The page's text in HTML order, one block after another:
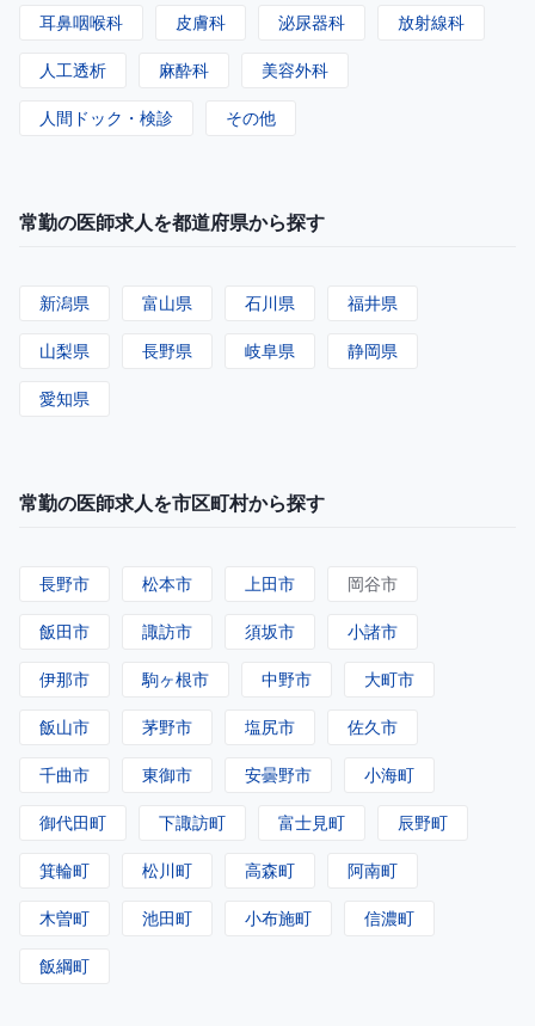
耳鼻咽喉科 皮膚科 泌尿器科 放射線科
人工透析 麻酔科 美容外科
人間ドック・検診 その他
常勤の医師求人を都道府県から探す
新潟県 富山県 石川県 福井県
山梨県 長野県 岐阜県 静岡県
愛知県
常勤の医師求人を市区町村から探す
長野市 松本市 上田市 岡谷市
飯田市 諏訪市 須坂市 小諸市
伊那市 駒ヶ根市 中野市 大町市
飯山市 茅野市 塩尻市 佐久市
千曲市 東御市 安曇野市 小海町
御代田町 下諏訪町 富士見町 辰野町
箕輪町 松川町 高森町 阿南町
木曽町 池田町 小布施町 信濃町
飯綱町